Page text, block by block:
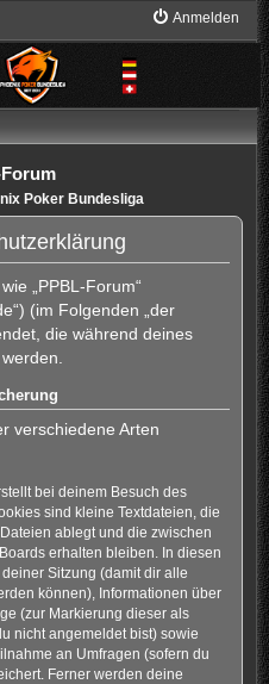
Anmelden
Poker Bundesliga
„PPBL-Forum“
(im Folgenden „der
die während deines
verschiedene Arten
bei deinem Besuch des
sind kleine Textdateien, die
ablegt und die zwischen
erhalten bleiben. In diesen
Sitzung (damit dir alle
können), Informationen über
(zur Markierung dieser als
nicht angemeldet bist) sowie
an Umfragen (sofern du
Ferner werden deine